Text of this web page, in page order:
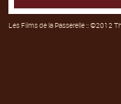
Les Films de la Passerelle:: ©2012